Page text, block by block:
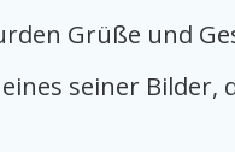
Grüße und
seiner Bilder,